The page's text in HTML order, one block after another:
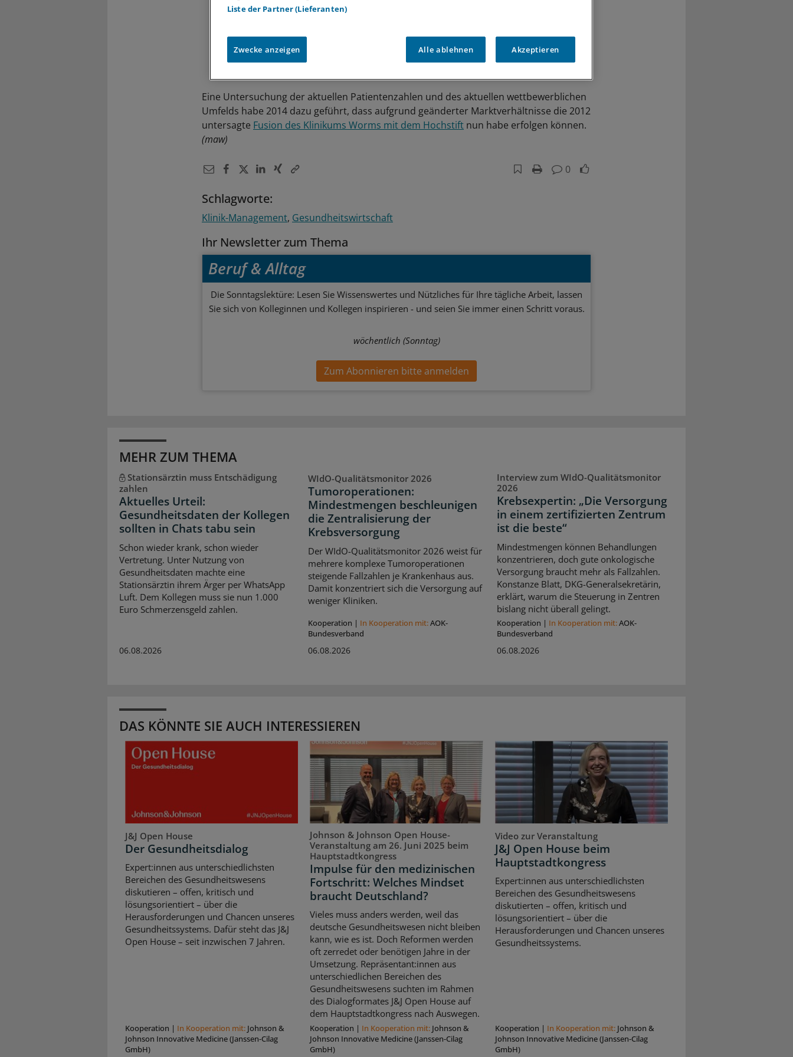
Eine Untersuchung der aktuellen Patientenzahlen und des aktuellen wettbewerblichen
Umfelds habe 2014 dazu geführt, dass aufgrund geänderter Marktverhältnisse die 2012
untersagte Fusion des Klinikums Worms mit dem Hochstift nun habe erfolgen können.
(maw)
0
Schlagworte:
Klinik-Management Gesundheitswirtschaft
Ihr Newsletter zum Thema
Beruf & Alltag
Die Sonntagslektüre: Lesen Sie Wissenswertes und Nützliches für Ihre tägliche Arbeit, lassen
Sie sich von Kolleginnen und Kollegen inspirieren - und seien Sie immer einen Schritt voraus.
wöchentlich (Sonntag)
Zum Abonnieren bitte anmelden
MEHR ZUM THEMA
Stationsärztin muss Entschädigung
zahlen
Aktuelles Urteil:
Gesundheitsdaten der Kollegen
sollten in Chats tabu sein
Schon wieder krank, schon wieder
Vertretung. Unter Nutzung von
Gesundheitsdaten machte eine
Stationsärztin ihrem Ärger per WhatsApp
Luft. Dem Kollegen muss sie nun 1.000
Euro Schmerzensgeld zahlen.
06.08.2026
WIdO-Qualitätsmonitor 2026
Tumoroperationen:
Mindestmengen beschleunigen
die Zentralisierung der
Krebsversorgung
Der WIdO-Qualitätsmonitor 2026 weist für
mehrere komplexe Tumoroperationen
steigende Fallzahlen je Krankenhaus aus.
Damit konzentriert sich die Versorgung auf
weniger Kliniken.
Kooperation | In Kooperation mit:AOK-
Bundesverband
06.08.2026
Interview zum WIdO-Qualitätsmonitor
2026
Krebsexpertin: „Die Versorgung
in einem zertifizierten Zentrum
ist die beste“
Mindestmengen können Behandlungen
konzentrieren, doch gute onkologische
Versorgung braucht mehr als Fallzahlen.
Konstanze Blatt, DKG-Generalsekretärin,
erklärt, warum die Steuerung in Zentren
bislang nicht überall gelingt.
Kooperation | In Kooperation mit:AOK-
Bundesverband
06.08.2026
DAS KÖNNTE SIE AUCH INTERESSIEREN
J&J Open House
Der Gesundheitsdialog
Expert:innen aus unterschiedlichsten
Bereichen des Gesundheitswesens
diskutieren – offen, kritisch und
lösungsorientiert – über die
Herausforderungen und Chancen unseres
Gesundheitssystems. Dafür steht das J&J
Open House – seit inzwischen 7 Jahren.
Kooperation | In Kooperation mit: Johnson &
Johnson Innovative Medicine (Janssen-Cilag
GmbH)
Johnson & Johnson Open House-
Veranstaltung am 26. Juni 2025 beim
Hauptstadtkongress
Impulse für den medizinischen
Fortschritt: Welches Mindset
braucht Deutschland?
Vieles muss anders werden, weil das
deutsche Gesundheitswesen nicht bleiben
kann, wie es ist. Doch Reformen werden
oft zerredet oder benötigen Jahre in der
Umsetzung. Repräsentant:innen aus
unterschiedlichen Bereichen des
Gesundheitswesens suchten im Rahmen
des Dialogformates J&J Open House auf
dem Hauptstadtkongress nach Auswegen.
Kooperation | In Kooperation mit: Johnson &
Johnson Innovative Medicine (Janssen-Cilag
GmbH)
Video zur Veranstaltung
J&J Open House beim
Hauptstadtkongress
Expert:innen aus unterschiedlichsten
Bereichen des Gesundheitswesens
diskutierten – offen, kritisch und
lösungsorientiert – über die
Herausforderungen und Chancen unseres
Gesundheitssystems.
Kooperation | In Kooperation mit: Johnson &
Johnson Innovative Medicine (Janssen-Cilag
GmbH)
Liste der Partner (Lieferanten)
Zwecke anzeigen Alle ablehnen Akzeptieren